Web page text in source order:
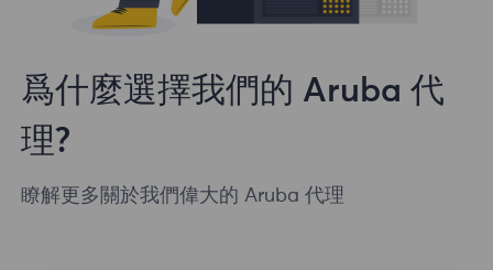
爲什麼選擇我們的 Aruba 代
理?
瞭解更多關於我們偉大的 Aruba 代理